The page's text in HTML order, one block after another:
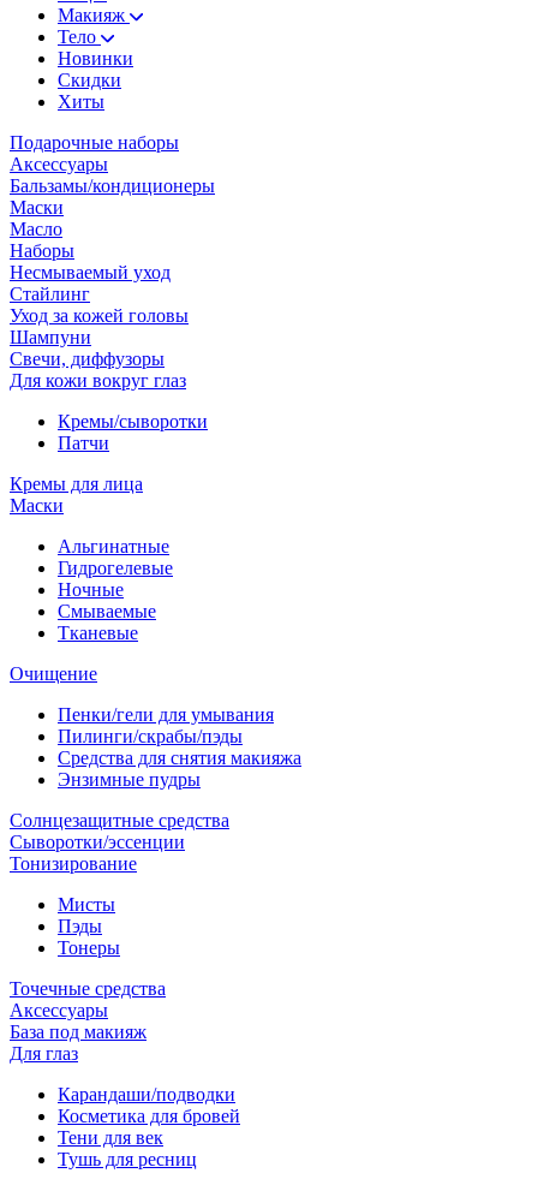
Макияж
Тело
Новинки
Скидки
Хиты
Подарочные наборы
Аксессуары
Бальзамы/кондиционеры
Маски
Масло
Наборы
Несмываемый уход
Стайлинг
Уход за кожей головы
Шампуни
Свечи, диффузоры
Для кожи вокруг глаз
Кремы/сыворотки
Патчи
Кремы для лица
Маски
Альгинатные
Гидрогелевые
Ночные
Смываемые
Тканевые
Очищение
Пенки/гели для умывания
Пилинги/скрабы/пэды
Средства для снятия макияжа
Энзимные пудры
Солнцезащитные средства
Сыворотки/эссенции
Тонизирование
Мисты
Пэды
Тонеры
Точечные средства
Аксессуары
База под макияж
Для глаз
Карандаши/подводки
Косметика для бровей
Тени для век
Тушь для ресниц